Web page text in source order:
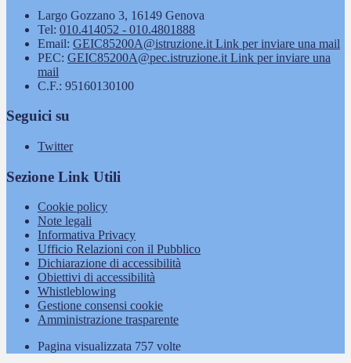
Largo Gozzano 3, 16149 Genova
Tel: 010.414052 - 010.4801888
Email: GEIC85200A@istruzione.it Link per inviare una mail
PEC: GEIC85200A@pec.istruzione.it Link per inviare una
mail
C.F.: 95160130100
Seguici su
Twitter
Sezione Link Utili
Cookie policy
Note legali
Informativa Privacy
Ufficio Relazioni con il Pubblico
Dichiarazione di accessibilità
Obiettivi di accessibilità
Whistleblowing
Gestione consensi cookie
Amministrazione trasparente
Pagina visualizzata 757 volte